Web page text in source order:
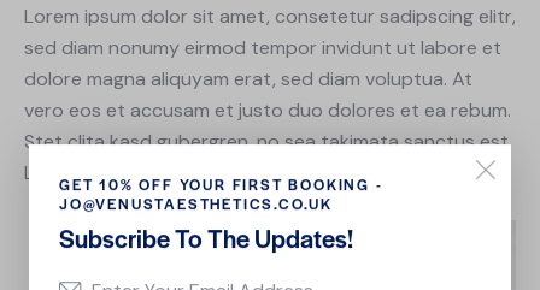
Lorem ipsum dolor sit amet, consetetur sadipscing elitr,
sed diam nonumy eirmod tempor invidunt ut labore et
dolore magna aliquyam erat, sed diam voluptua. At
vero eos et accusam et justo duo dolores et ea rebum.
Stet clita kasd gubergren, no sea takimata sanctus est
Lorem ipsum dolor sit amet.
GET 10% OFF YOUR FIRST BOOKING -
JO@VENUSTAESTHETICS.CO.UK
Subscribe To The Updates!